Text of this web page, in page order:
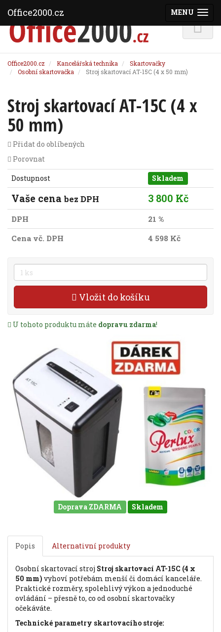
Office2000.cz Kancelářská technika
Skartovačky
Osobní skartovačka
Stroj skartovací AT-15C (4 x 50 mm)
Stroj skartovací AT-15C (4 x
50 mm)
Přidat do oblíbených
Porovnat
Dostupnost Skladem
Vaše cena bez DPH 3 800 Kč
DPH
21 %
Cena vč. DPH
4 598 Kč
Vložit do košíku
U tohoto produktu máte dopravu zdarma!
Doprava ZDARMA Skladem
Popis Alternativní produkty
Osobní skartovací stroj Stroj skartovací AT-15C (4 x
50 mm) vyhoví potřebám menší či domácí kanceláře.
Praktické rozměry, spolehlivý výkon a jednoduché
ovládání – přesně to, co od osobní skartovačky
očekáváte.
Technické parametry skartovacího stroje:
MENU
Office2000.cz